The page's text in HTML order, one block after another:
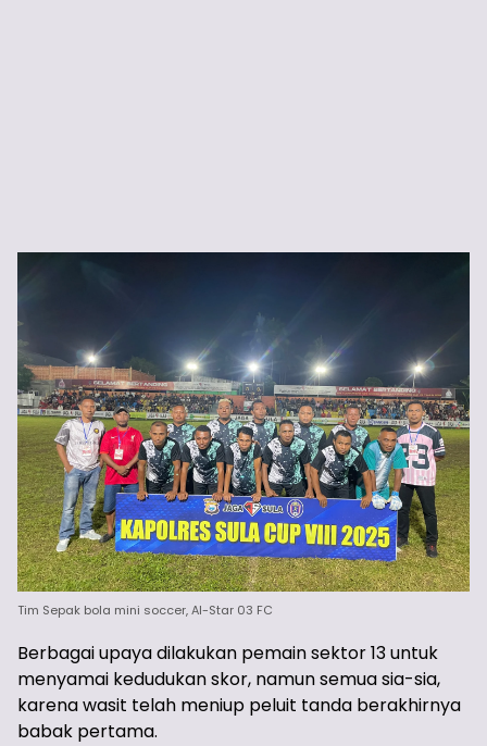
Tim Sepak bola mini soccer, Al-Star 03 FC
Berbagai upaya dilakukan pemain sektor 13 untuk
menyamai kedudukan skor, namun semua sia-sia,
karena wasit telah meniup peluit tanda berakhirnya
babak pertama.